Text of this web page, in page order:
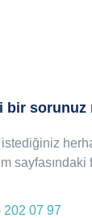
bir sorunuz
istediğiniz
202 07 97